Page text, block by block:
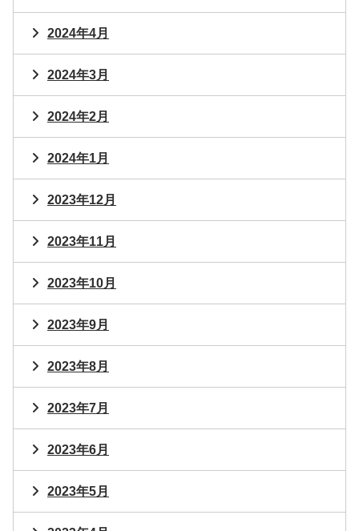
2024年4月
2024年3月
2024年2月
2024年1月
2023年12月
2023年11月
2023年10月
2023年9月
2023年8月
2023年7月
2023年6月
2023年5月